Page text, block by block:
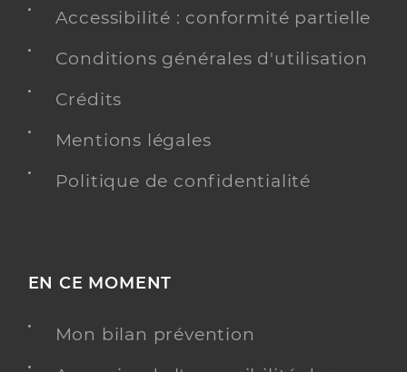
Accessibilité : conformité partielle
Conditions générales d'utilisation
Crédits
Mentions légales
Politique de confidentialité
EN CE MOMENT
Mon bilan prévention